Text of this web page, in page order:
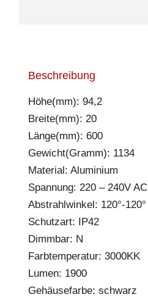
Beschreibung
Höhe(mm): 94,2
Breite(mm): 20
Länge(mm): 600
Gewicht(Gramm): 1134
Material: Aluminium
Spannung: 220 – 240V AC
Abstrahlwinkel: 120°-120°
Schutzart: IP42
Dimmbar: N
Farbtemperatur: 3000KK
Lumen: 1900
Gehäusefarbe: schwarz